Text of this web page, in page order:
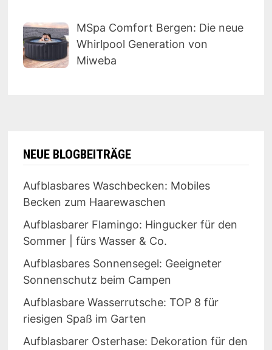
MSpa Comfort Bergen: Die neue
Whirlpool Generation von
Miweba
NEUE BLOGBEITRÄGE
Aufblasbares Waschbecken: Mobiles
Becken zum Haarewaschen
Aufblasbarer Flamingo: Hingucker für den
Sommer | fürs Wasser & Co.
Aufblasbares Sonnensegel: Geeigneter
Sonnenschutz beim Campen
Aufblasbare Wasserrutsche: TOP 8 für
riesigen Spaß im Garten
Aufblasbarer Osterhase: Dekoration für den